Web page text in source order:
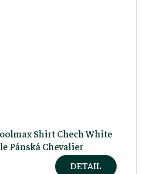
Shirt Chech White
Pánská Chevalier
DETAIL